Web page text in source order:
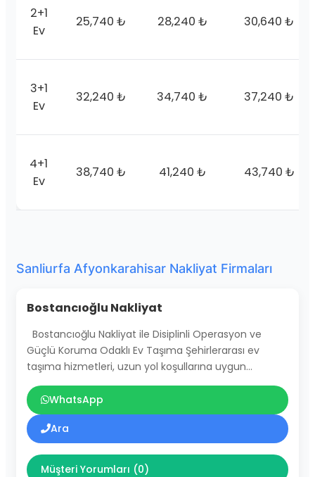
2+1
Ev
25,740 ₺ 28,240 ₺ 30,640 ₺
3+1
Ev
32,240 ₺ 34,740 ₺ 37,240 ₺
4+1
Ev
38,740 ₺ 41,240 ₺ 43,740 ₺
Sanliurfa Afyonkarahisar Nakliyat Firmaları
Bostancıoğlu Nakliyat
Bostancıoğlu Nakliyat ile Disiplinli Operasyon ve
Güçlü Koruma Odaklı Ev Taşıma Şehirlerarası ev
taşıma hizmetleri, uzun yol koşullarına uygun…
WhatsApp
Ara
Müşteri Yorumları (0)